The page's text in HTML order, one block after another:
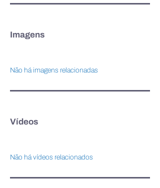
Imagens
Não há imagens relacionadas
Vídeos
Não há vídeos relacionados